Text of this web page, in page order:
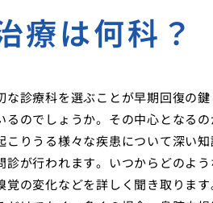
療は何科？
診療科を選ぶことが早期回復の鍵
のでしょうか。その中心となる
りうる様々な疾患について深い
が行われます。いつからどのよ
の変化などを詳しく聞き取ります